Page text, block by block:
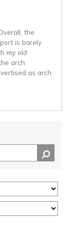
the
is barely
my old
arch.
as arch